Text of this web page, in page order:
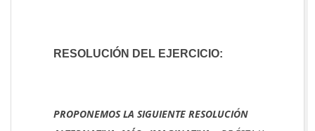
RESOLUCIÓN DEL EJERCICIO:
PROPONEMOS LA SIGUIENTE RESOLUCIÓN